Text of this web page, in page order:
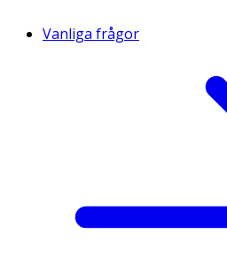
Vanliga frågor